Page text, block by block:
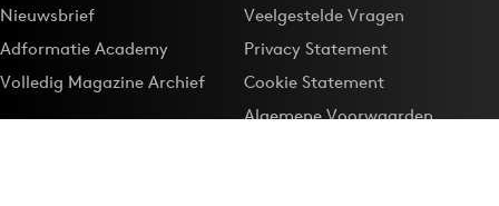
Nieuwsbrief
Adformatie Academy
Volledig Magazine Archief
Veelgestelde Vragen
Privacy Statement
Cookie Statement
Algemene Voorwaarden